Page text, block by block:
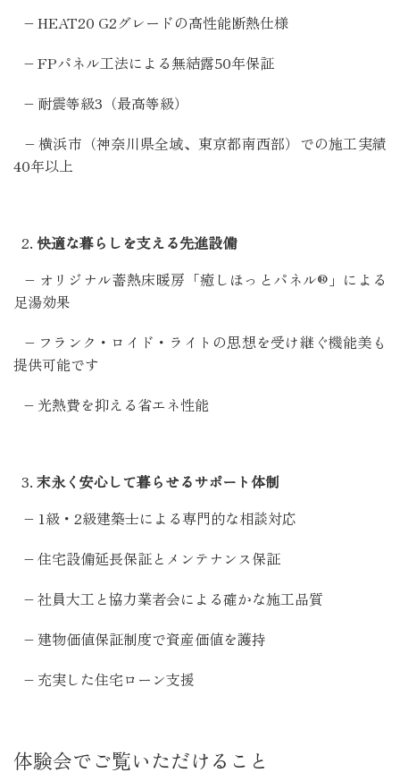
– HEAT20 G2グレードの高性能断熱仕様
– FPパネル工法による無結露50年保証
– 耐震等級3（最高等級）
– 横浜市（神奈川県全域、東京都南西部）での施工実績
40年以上
快適な暮らしを支える先進設備
– オリジナル蓄熱床暖房「癒しほっとパネル®」による
足湯効果
– フランク・ロイド・ライトの思想を受け継ぐ機能美も
提供可能です
– 光熱費を抑える省エネ性能
末永く安心して暮らせるサポート体制
– 1級・2級建築士による専門的な相談対応
– 住宅設備延長保証とメンテナンス保証
– 社員大工と協力業者会による確かな施工品質
– 建物価値保証制度で資産価値を護持
– 充実した住宅ローン支援
体験会でご覧いただけること